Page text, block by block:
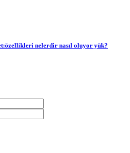
nelerdir nasıl oluyor yük?